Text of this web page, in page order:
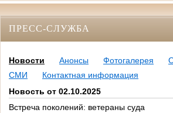
ПРЕСС-СЛУЖБА
Новости Анонсы Фотогалерея
СМИ
Контактная информация
Новость от 02.10.2025
Встреча поколений: ветераны суда